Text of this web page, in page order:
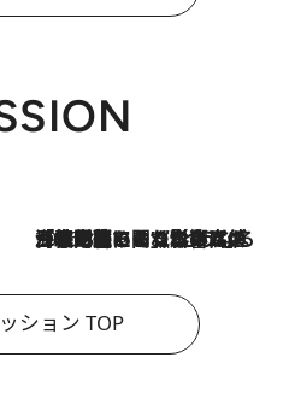
2026.8.3
「住宅建てられない…」「サーチャージ料の高値が続いている」ホルムズ海峡封鎖による影響はいつまで続く？《エネルギー専門家に聞く“どうなる日本の暮らし”》
ション TOP